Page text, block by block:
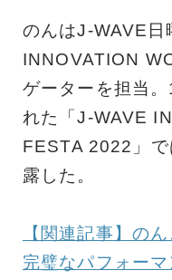
のんはJ-WAVE
INNOVATION
ゲーターを担当
れた「J-WAVE
FESTA 2022」
露した。
【関連記事】の
完璧なパフォー